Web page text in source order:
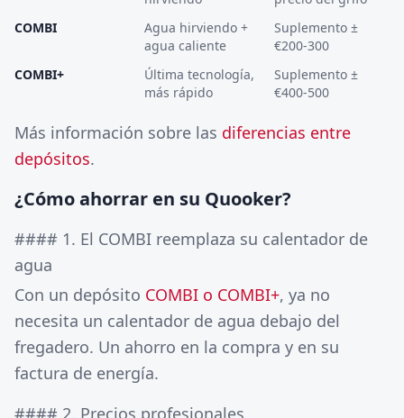
COMBI
Agua hirviendo +
agua caliente
Suplemento ±
€200-300
COMBI+
Última tecnología,
más rápido
Suplemento ±
€400-500
Más información sobre las diferencias entre
depósitos.
¿Cómo ahorrar en su Quooker?
#### 1. El COMBI reemplaza su calentador de
agua
Con un depósito COMBI o COMBI+, ya no
necesita un calentador de agua debajo del
fregadero. Un ahorro en la compra y en su
factura de energía.
#### 2. Precios profesionales